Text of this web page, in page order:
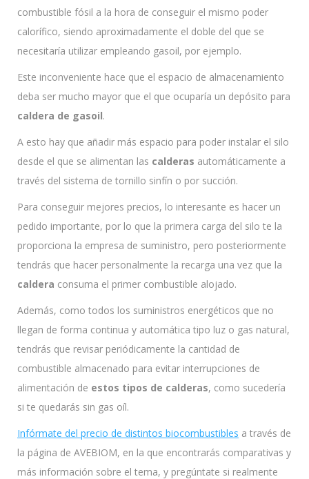
combustible fósil a la hora de conseguir el mismo poder
calorífico, siendo aproximadamente el doble del que se
necesitaría utilizar empleando gasoil, por ejemplo.
Este inconveniente hace que el espacio de almacenamiento
deba ser mucho mayor que el que ocuparía un depósito para
caldera de gasoil.
A esto hay que añadir más espacio para poder instalar el silo
desde el que se alimentan las calderas automáticamente a
través del sistema de tornillo sinfín o por succión.
Para conseguir mejores precios, lo interesante es hacer un
pedido importante, por lo que la primera carga del silo te la
proporciona la empresa de suministro, pero posteriormente
tendrás que hacer personalmente la recarga una vez que la
caldera consuma el primer combustible alojado.
Además, como todos los suministros energéticos que no
llegan de forma continua y automática tipo luz o gas natural,
tendrás que revisar periódicamente la cantidad de
combustible almacenado para evitar interrupciones de
alimentación de estos tipos de calderas, como sucedería
si te quedarás sin gas oíl.
Infórmate del precio de distintos biocombustibles a través de
la página de AVEBIOM, en la que encontrarás comparativas y
más información sobre el tema, y pregúntate si realmente